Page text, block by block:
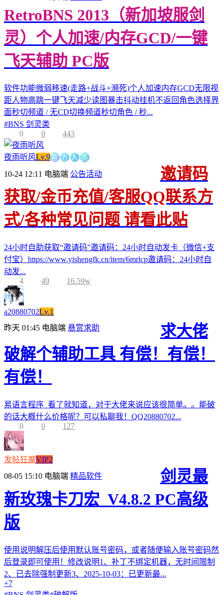
RetroBNS 2013（新加坡服剑
灵）个人加速/内存GCD/一键
飞天辅助 PC版
软件功能微弱移速(走路+战斗+濒死)个人加速内存GCD无限视
距人物高跳一键飞天减少读图暴击抖动挂机不返回角色选择界
面秒切频道 / 无CD切换频道秒切角色 / 秒...
#BNS 剑灵类
0
0 443
夜雨听风Lv.9官方人员
10-24 12:11 电脑端 公告活动
邀请码
获取/金币充值/客服QQ联系方
式/各种常见问题 请看此贴
24小时自助获取“邀请码”邀请码：24小时自动发卡（微信+支
付宝）https://www.yishengfk.cn/item/6mrlcp邀请码：24小时自
动发...
4
49 16.59w
a20880702Lv.1
昨天 01:45 电脑端 悬赏求助
求大佬
破解个辅助工具 有偿！有偿！
有偿！
易语言程序 看了就知道，对于大佬来说应该很简单。。能破
的话大概什么价格呢？可以私聊我！QQ20880702...
0
0 127
发帖狂魔VIP2
08-05 15:10 电脑端 精品软件
剑灵最
新玫瑰卡刀宏_V4.8.2 PC高级
版
使用说明解压后使用默认账号密码，或者随便输入账号密码然
后登录即可使用！修改说明1、补丁不绑定机器，无时间限制
2、已去除强制更新3、2025-10-03：已更新最...
+7